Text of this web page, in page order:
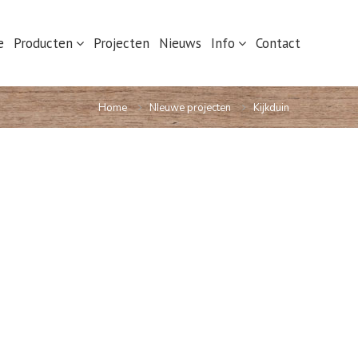
Producten Projecten Nieuws Info Contact
Home NIeuwe projecten Kijkduin